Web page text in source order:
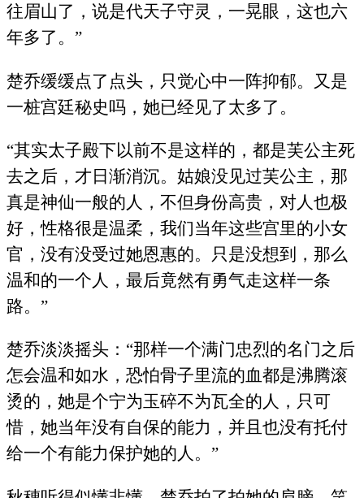
往眉山了，说是代天子守灵，一晃眼，这也六
年多了。”
楚乔缓缓点了点头，只觉心中一阵抑郁。又是
一桩宫廷秘史吗，她已经见了太多了。
“其实太子殿下以前不是这样的，都是芙公主死
去之后，才日渐消沉。姑娘没见过芙公主，那
真是神仙一般的人，不但身份高贵，对人也极
好，性格很是温柔，我们当年这些宫里的小女
官，没有没受过她恩惠的。只是没想到，那么
温和的一个人，最后竟然有勇气走这样一条
路。”
楚乔淡淡摇头：“那样一个满门忠烈的名门之后
怎会温和如水，恐怕骨子里流的血都是沸腾滚
烫的，她是个宁为玉碎不为瓦全的人，只可
惜，她当年没有自保的能力，并且也没有托付
给一个有能力保护她的人。”